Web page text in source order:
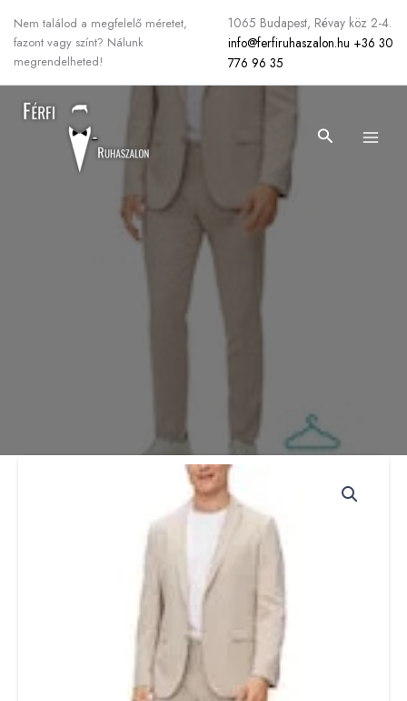
Nem találod a megfelelő méretet,
fazont vagy színt? Nálunk
megrendelheted!
1065 Budapest, Révay köz 2-4.
info@ferfiruhaszalon.hu +36 30
776 96 35
Search